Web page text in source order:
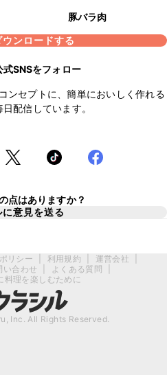
豚バラ肉
ンロードする
式SNSをフォロー
ンセプトに、簡単においしく作れる
配信しています。
点はありますか？
に意見を送る
リシー 利用規約 運営会社
い合わせ
よくある質問
料理を楽しむために
Inc. All Rights Reserved.